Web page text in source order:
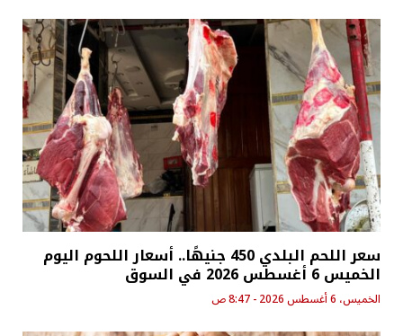
سعر اللحم البلدي 450 جنيهًا.. أسعار اللحوم اليوم
الخميس 6 أغسطس 2026 في السوق
الخميس، 6 أغسطس 2026 - 8:47 ص